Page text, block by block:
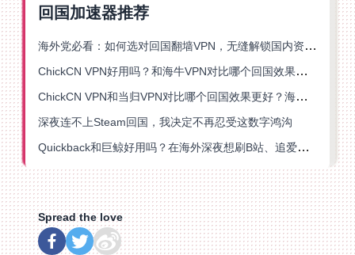
回国加速器推荐
海外党必看：如何选对回国翻墙VPN，无缝解锁国内资源？
ChickCN VPN好用吗？和海牛VPN对比哪个回国效果更好？
ChickCN VPN和当归VPN对比哪个回国效果更好？海外党亲测后选了它
深夜连不上Steam回国，我决定不再忍受这数字鸿沟
Quickback和巨鲸好用吗？在海外深夜想刷B站、追爱奇艺的你，或许正需要这份答案
Spread the love